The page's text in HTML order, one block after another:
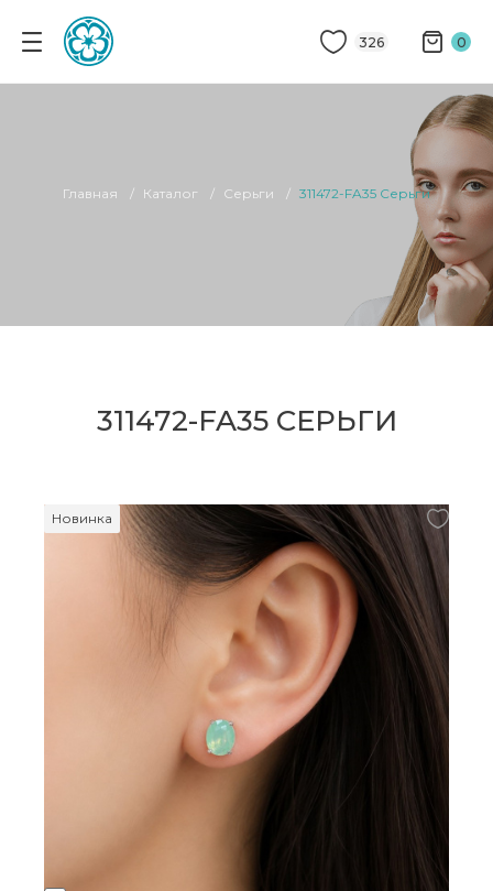
326 0
Главная Каталог Серьги 311472-FA35 Серьги
311472-FA35 СЕРЬГИ
Новинка